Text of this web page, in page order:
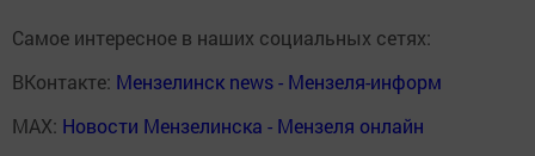
Самое интересное в наших социальных сетях:
ВКонтакте: Мензелинск news - Мензеля-информ
MAX: Новости Мензелинска - Мензеля онлайн